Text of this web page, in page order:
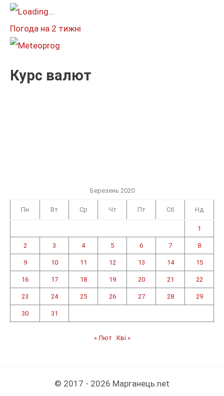
т
:
Погода на 2 тижні
Курс валют
Березень 2020
Пн Вт Ср Чт Пт Сб Нд
1
2 3 4 5 6 7 8
9 10 11 12 13 14 15
16 17 18 19 20 21 22
23 24 25 26 27 28 29
30 31
« Лют Кві »
© 2017 - 2026 Марганець.net